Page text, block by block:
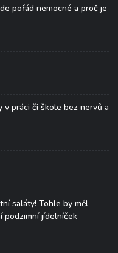
pořád nemocné a proč je
v práci či škole bez nervů a
saláty! Tohle by měl
podzimní jídelníček